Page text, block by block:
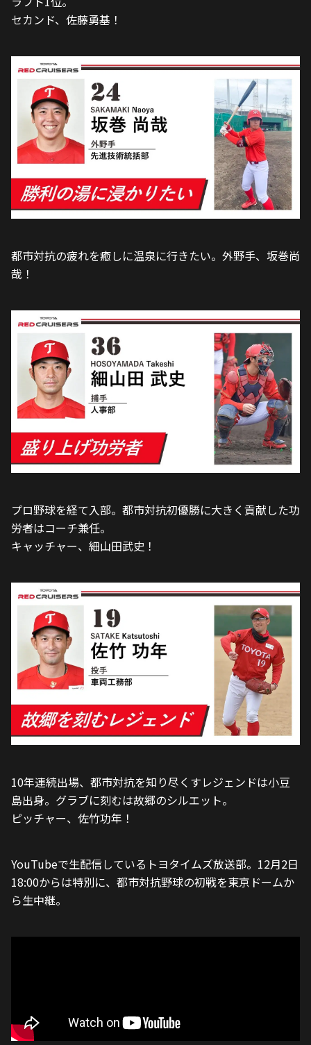
セカンド、佐藤勇基！
都市対抗の疲れを癒しに温泉に行きたい。外野手、坂巻尚
哉！
プロ野球を経て入部。都市対抗初優勝に大きく貢献した功
労者はコーチ兼任。
キャッチャー、細山田武史！
10年連続出場、都市対抗を知り尽くすレジェンドは小豆
島出身。グラブに刻むは故郷のシルエット。
ピッチャー、佐竹功年！
YouTubeで生配信しているトヨタイムズ放送部。12月2日
18:00からは特別に、都市対抗野球の初戦を東京ドームか
ら生中継。